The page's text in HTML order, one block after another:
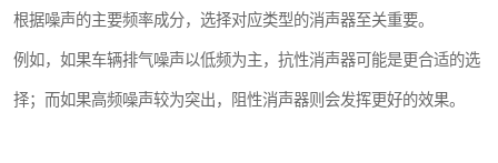
根据噪声的主要频率成分，选择对应类型的消声器至关重要。
例如，如果车辆排气噪声以低频为主，抗性消声器可能是更合适的选
择；而如果高频噪声较为突出，阻性消声器则会发挥更好的效果。